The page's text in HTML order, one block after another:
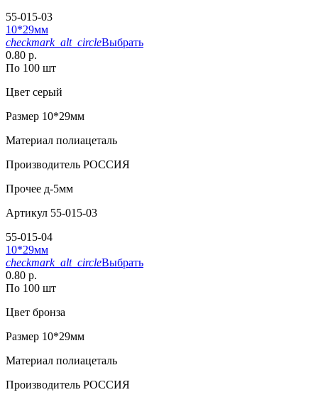
55-015-03
10*29мм
checkmark_alt_circleВыбрать
0.80 р.
По 100 шт
Цвет серый
Размер 10*29мм
Материал полиацеталь
Производитель РОССИЯ
Прочее д-5мм
Артикул 55-015-03
55-015-04
10*29мм
checkmark_alt_circleВыбрать
0.80 р.
По 100 шт
Цвет бронза
Размер 10*29мм
Материал полиацеталь
Производитель РОССИЯ